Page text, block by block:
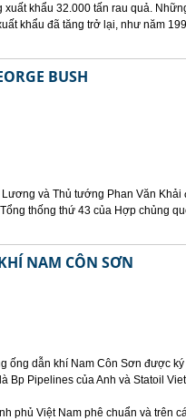
xuất khẩu 32.000 tấn rau quả.
khẩu đã tăng trở lại, như năm
BUSH
và Thủ tướng Phan Văn
thống thứ 43 của Hợp chủng
NAM CÔN SƠN
ống dẫn khí Nam Côn Sơn được
Bp Pipelines của Anh và Statoil
phủ Việt Nam phê chuẩn và trên